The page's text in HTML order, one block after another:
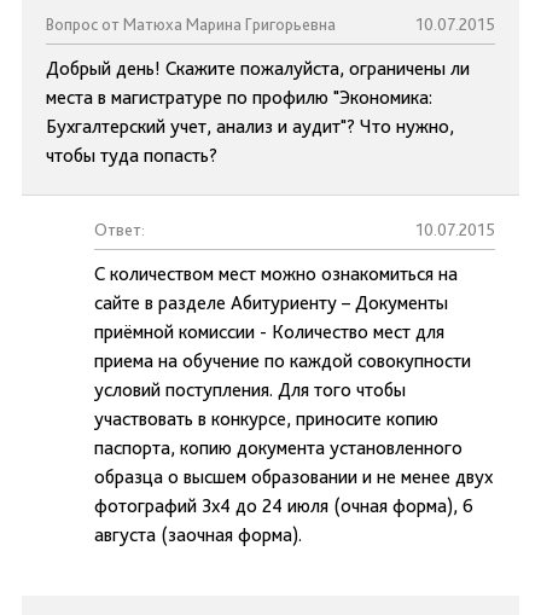
Вопрос от Матюха Марина Григорьевна 10.07.2015
Добрый день! Скажите пожалуйста, ограничены ли
места в магистратуре по профилю "Экономика:
Бухгалтерский учет, анализ и аудит"? Что нужно,
чтобы туда попасть?
Ответ: 10.07.2015
С количеством мест можно ознакомиться на
сайте в разделе Абитуриенту – Документы
приёмной комиссии - Количество мест для
приема на обучение по каждой совокупности
условий поступления. Для того чтобы
участвовать в конкурсе, приносите копию
паспорта, копию документа установленного
образца о высшем образовании и не менее двух
фотографий 3х4 до 24 июля (очная форма), 6
августа (заочная форма).